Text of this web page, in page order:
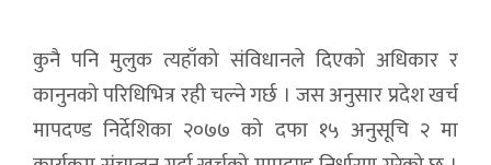
कुनै पनि मुलुक त्यहाँको संविधानले दिएको अधिकार र
कानुनको परिधिभित्र रही चल्ने गर्छ । जस अनुसार प्रदेश खर्च
मापदण्ड निर्देशिका २०७७ को दफा १५ अनुसूचि २ मा